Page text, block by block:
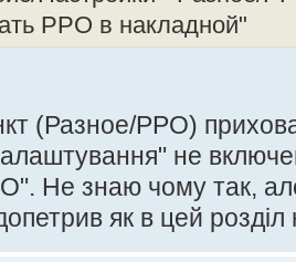
РРО в накладной"
(Разное/РРО)
не
Не знаю чому так,
як в цей